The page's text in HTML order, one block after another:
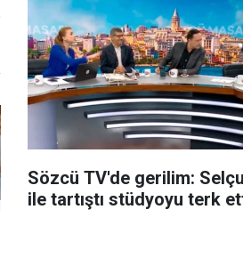
Sözcü TV'de gerilim:
ile tartıştı stüdyoyu terk